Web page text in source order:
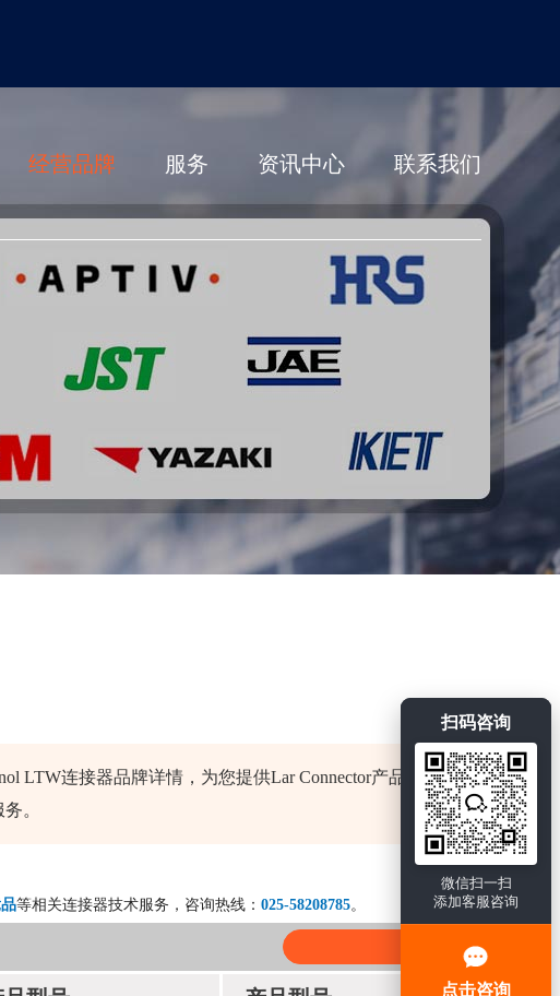
扫码咨询
微信扫一扫
添加客服咨询
点击咨询
经营品牌 服务 资讯中心 联系我们
LTW连接器品牌详情，为您提供Lar Connector产品的全部
。
等相关连接器技术服务，咨询热线： 025-58208785。